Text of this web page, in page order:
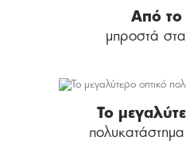
Από το
μπροστά
Το